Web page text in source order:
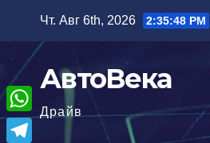
содержимому
Чт. Авг 6th, 2026 2:35:48 PM
АвтоВека
Драйв
W